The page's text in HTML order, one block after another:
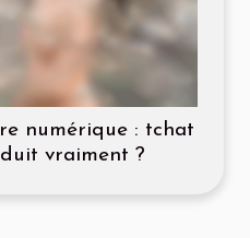
numérique : tchat
vraiment ?